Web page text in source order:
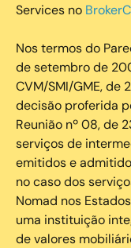
Services no
Nos termos do
de setembro de
CVM/SMI/GME, de
decisão proferida
Reunião nº 08, de
serviços de
emitidos e
no caso dos
Nomad nos
uma instituição
de valores